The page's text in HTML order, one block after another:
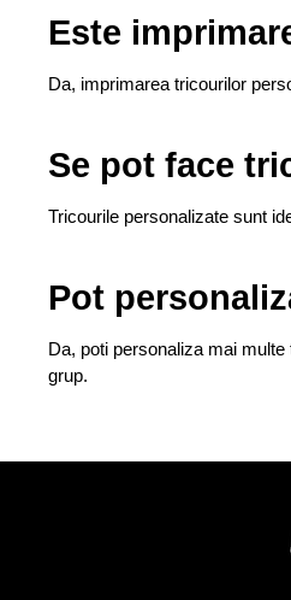
Este
Da, imprimarea tricourilor
Se pot face
Tricourile personalizate sunt
Pot
Da, poti personaliza mai
grup.